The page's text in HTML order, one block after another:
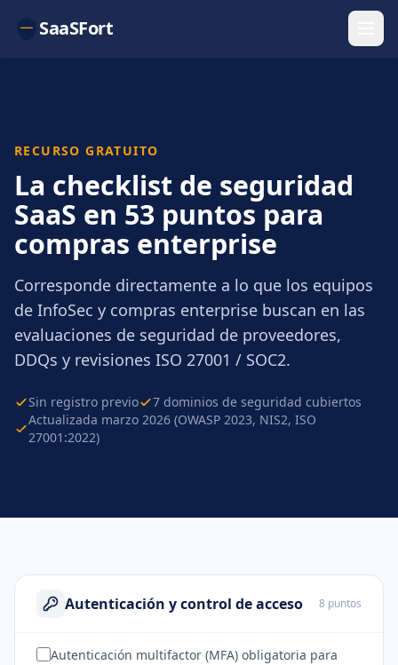
SaaSFort
RECURSO GRATUITO
La checklist de seguridad
SaaS en 53 puntos para
compras enterprise
Corresponde directamente a lo que los equipos
de InfoSec y compras enterprise buscan en las
evaluaciones de seguridad de proveedores,
DDQs y revisiones ISO 27001 / SOC2.
Sin registro previo
7 dominios de seguridad cubiertos
Actualizada marzo 2026 (OWASP 2023, NIS2, ISO
27001:2022)
Autenticación y control de acceso 8 puntos
Autenticación multifactor (MFA) obligatoria para